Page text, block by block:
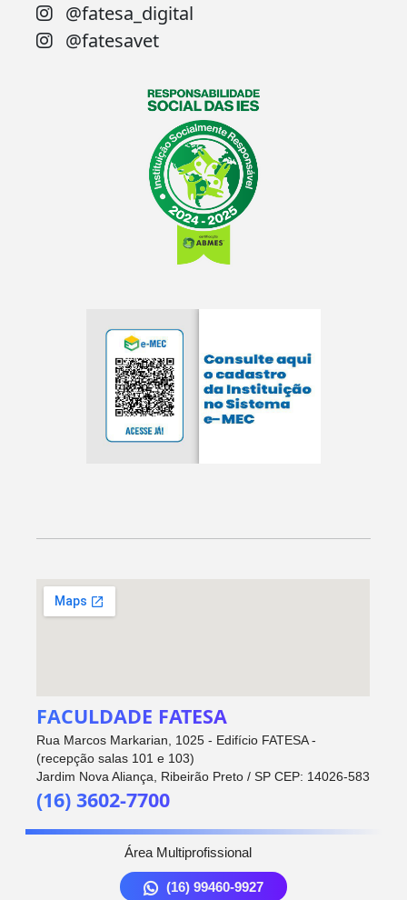
@fatesa_digital
@fatesavet
FACULDADE FATESA
Rua Marcos Markarian, 1025 - Edifício FATESA -
(recepção salas 101 e 103)
Jardim Nova Aliança, Ribeirão Preto / SP CEP: 14026-583
(16) 3602-7700
Área Multiprofissional
(16) 99460-9927